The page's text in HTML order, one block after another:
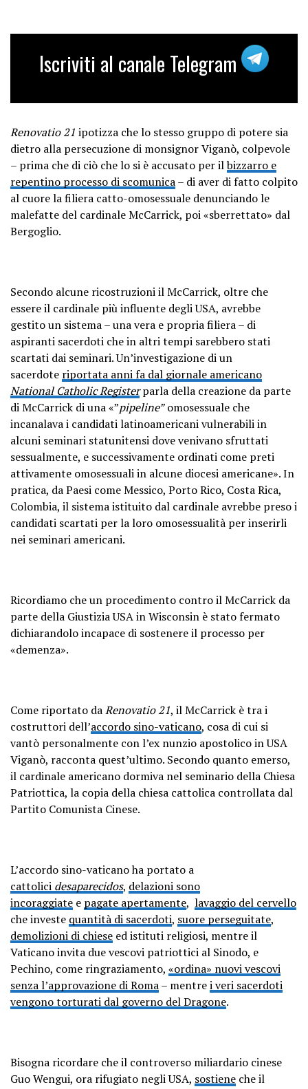
Iscriviti al canale Telegram
Renovatio 21 ipotizza che lo stesso gruppo di potere sia
dietro alla persecuzione di monsignor Viganò, colpevole
– prima che di ciò che lo si è accusato per ilbizzarro e
repentino processo di scomunica– di aver di fatto colpito
al cuore la filiera catto-omosessuale denunciando le
malefatte del cardinale McCarrick, poi «sberrettato» dal
Bergoglio.
Secondo alcune ricostruzioni il McCarrick, oltre che
essere il cardinale più influente degli USA, avrebbe
gestito un sistema – una vera e propria filiera – di
aspiranti sacerdoti che in altri tempi sarebbero stati
scartati dai seminari. Un’investigazione di un
sacerdote riportata anni fa dal giornale americano
National Catholic Register parla della creazione da parte
di McCarrick di una «”pipeline”omosessuale che
incanalava i candidati latinoamericani vulnerabili in
alcuni seminari statunitensi dove venivano sfruttati
sessualmente, e successivamente ordinati come preti
attivamente omosessuali in alcune diocesi americane». In
pratica, da Paesi come Messico, Porto Rico, Costa Rica,
Colombia, il sistema istituito dal cardinale avrebbe preso i
candidati scartati per la loro omosessualità per inserirli
nei seminari americani.
Ricordiamo che un procedimento contro il McCarrick da
parte della Giustizia USA in Wisconsin è stato fermato
dichiarandolo incapace di sostenere il processo per
«demenza».
Come riportato daRenovatio 21, il McCarrick è tra i
costruttori dell’accordo sino-vaticano, cosa di cui si
vantò personalmente con l’ex nunzio apostolico in USA
Viganò, racconta quest’ultimo. Secondo quanto emerso,
il cardinale americano dormiva nel seminario della Chiesa
Patriottica, la copia della chiesa cattolica controllata dal
Partito Comunista Cinese.
L’accordo sino-vaticano ha portato a
cattolici desaparecidos, delazioni sono
incoraggiate e pagate apertamente, lavaggio del cervello
che investe quantità di sacerdoti, suore perseguitate,
demolizioni di chiese ed istituti religiosi, mentre il
Vaticano invita due vescovi patriottici al Sinodo, e
Pechino, come ringraziamento, «ordina» nuovi vescovi
senza l’approvazione di Roma– mentrei veri sacerdoti
vengono torturati dal governo del Dragone.
Bisogna ricordare che il controverso miliardario cinese
Guo Wengui, ora rifugiato negli USA, sostiene che il